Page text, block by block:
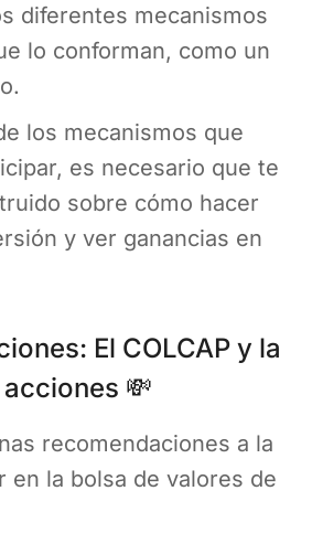
diferentes mecanismos
lo conforman, como un
los mecanismos que
es necesario que te
sobre cómo hacer
y ver ganancias en
El COLCAP y la
💸
recomendaciones a la
en la bolsa de valores de